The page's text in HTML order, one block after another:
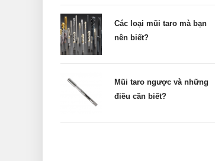
Các loại mũi taro mà bạn
nên biết?
Mũi taro ngược và những
điều cần biết?